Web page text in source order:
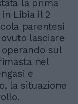
la prima
Libia il 2
parentesi
lasciare
sul
nel
e
la situazione